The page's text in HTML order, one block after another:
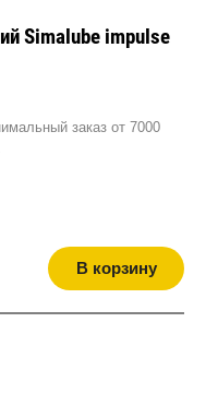
Simalube impulse
заказ от 7000
В корзину